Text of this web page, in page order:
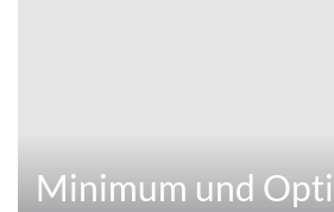
Minimum und